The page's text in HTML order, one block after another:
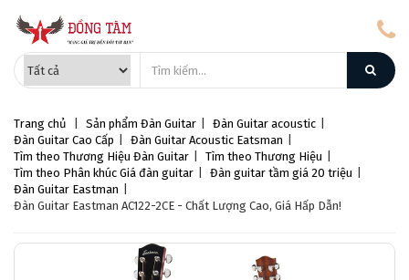
Trang chủ Sản phẩm Đàn Guitar Đàn Guitar acoustic
Đàn Guitar Cao Cấp
Đàn Guitar Acoustic Eatsman
Tìm theo Thương Hiệu Đàn Guitar
Tìm theo Thương Hiệu
Tìm theo Phân khúc Giá đàn guitar
Đàn guitar tầm giá 20 triệu
Đàn Guitar Eastman
Đàn Guitar Eastman AC122-2CE - Chất Lượng Cao, Giá Hấp Dẫn!